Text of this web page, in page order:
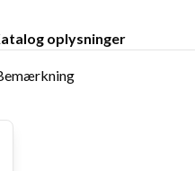
oplysninger